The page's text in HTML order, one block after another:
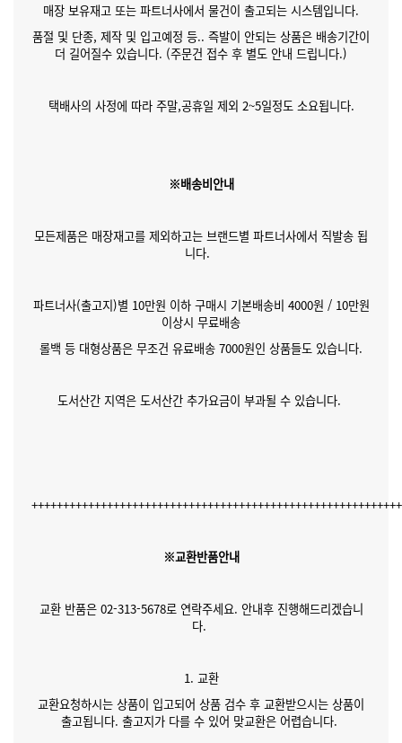
매장 보유재고 또는 파트너사에서 물건이 출고되는 시스템입니다.
품절 및 단종, 제작 및 입고예정 등.. 즉발이 안되는 상품은 배송기간이
더 길어질수 있습니다. (주문건 접수 후 별도 안내 드립니다.)
택배사의 사정에 따라 주말,공휴일 제외 2~5일정도 소요됩니다.
※배송비안내
모든제품은 매장재고를 제외하고는 브랜드별 파트너사에서 직발송 됩
니다.
파트너사(출고지)별 10만원 이하 구매시 기본배송비 4000원 / 10만원
이상시 무료배송
롤백 등 대형상품은 무조건 유료배송 7000원인 상품들도 있습니다.
도서산간 지역은 도서산간 추가요금이 부과될 수 있습니다.
※교환반품안내
교환 반품은 02-313-5678로 연락주세요. 안내후 진행해드리겠습니
다.
1. 교환
교환요청하시는 상품이 입고되어 상품 검수 후 교환받으시는 상품이
출고됩니다. 출고지가 다를 수 있어 맞교환은 어렵습니다.